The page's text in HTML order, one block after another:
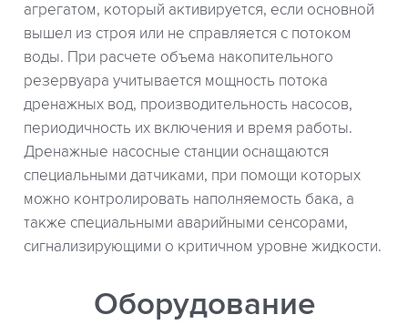
агрегатом, который активируется, если основной
вышел из строя или не справляется с потоком
воды. При расчете объема накопительного
резервуара учитывается мощность потока
дренажных вод, производительность насосов,
периодичность их включения и время работы.
Дренажные насосные станции оснащаются
специальными датчиками, при помощи которых
можно контролировать наполняемость бака, а
также специальными аварийными сенсорами,
сигнализирующими о критичном уровне жидкости.
Оборудование